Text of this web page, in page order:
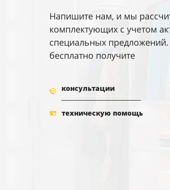
Напишите нам, и мы
комплектующих с учетом
специальных
бесплатно получите
консультации
техническую помощь